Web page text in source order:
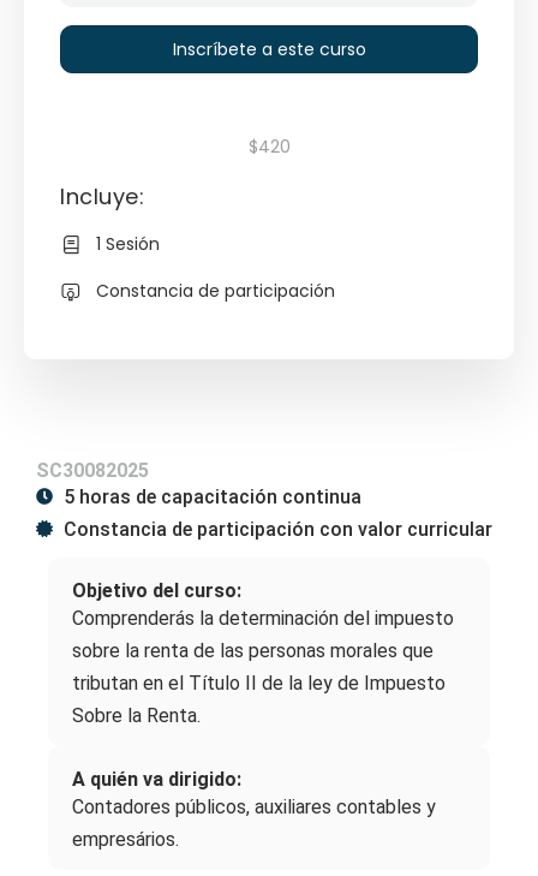
SC30082025
5 horas de capacitación continua
Constancia de participación con valor curricular
Objetivo del curso:
Comprenderás la determinación del impuesto
sobre la renta de las personas morales que
tributan en el Título II de la ley de Impuesto
Sobre la Renta.
A quién va dirigido:
Contadores públicos, auxiliares contables y
empresários.
Inscríbete a este curso
$420
Incluye:
1 Sesión
Constancia de participación